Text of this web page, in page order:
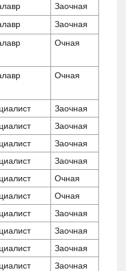
Заочная
Заочная
Очная
Очная
Заочная
Заочная
Заочная
Заочная
Очная
Очная
Заочная
Заочная
Заочная
Заочная